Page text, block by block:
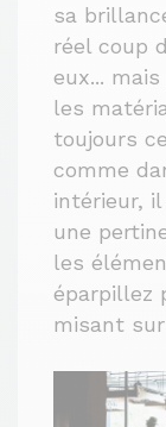
sa
réel coup
eux...
les
toujours
comme
intérieur,
une
les
éparpillez
misant